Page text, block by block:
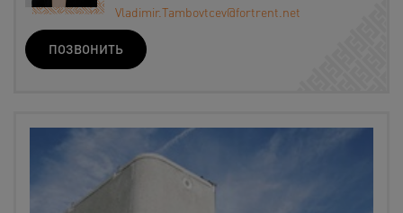
Vladimir.Tambovtcev@fortrent.net
ПОЗВОНИТЬ